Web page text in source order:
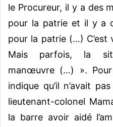
le Procureur, il y a des
pour la patrie et il y a
pour la patrie (…) C’est
Mais parfois, la
manœuvre (…) ». Pour
indique qu’il n’avait
lieutenant-colonel
la barre avoir aidé